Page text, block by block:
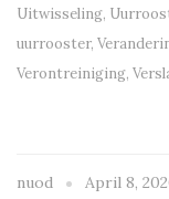
Uitwisseling,
uurrooster,
Verontreiniging,
nuod April 8,